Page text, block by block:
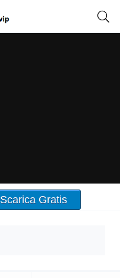
Scarica Gratis